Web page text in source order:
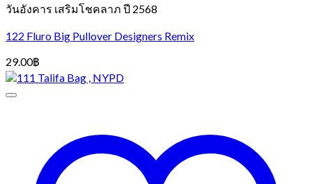
วันอังคาร เสริมโชคลาภ ปี 2568
122 Fluro Big Pullover Designers Remix
29.00฿